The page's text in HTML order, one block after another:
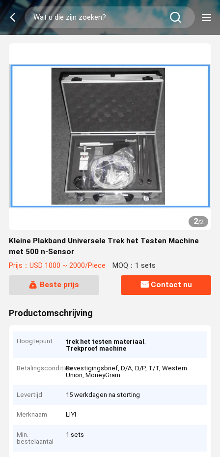
2/2
Kleine Plakband Universele Trek het Testen Machine
met 500 n-Sensor
Prijs：USD 1000 ~ 2000/Piece MOQ：1 sets
Beste prijs Contact nu
Productomschrijving
Hoogtepunt trek het testen materiaal,
Trekproef machine
BetalingsconditiesBevestigingsbrief, D/A, D/P, T/T, Western
Union, MoneyGram
Levertijd 15 werkdagen na storting
Merknaam LIYI
Min.
bestelaantal
1 sets